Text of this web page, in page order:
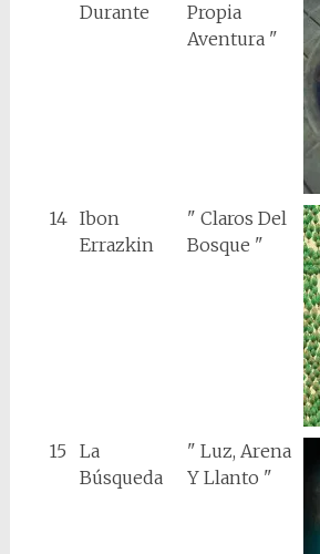
Durante
Propia
Aventura "
14 Ibon
Errazkin
" Claros Del
Bosque "
15
La
Búsqueda
" Luz, Arena
Y Llanto "